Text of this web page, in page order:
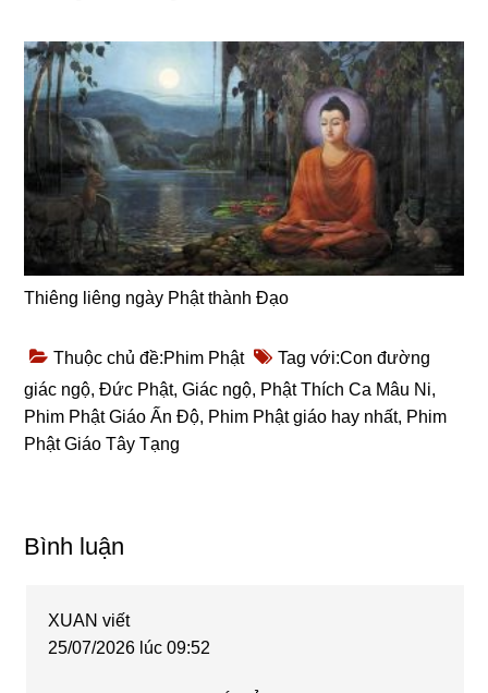
Thiêng liêng ngày Phật thành Đạo
Thuộc chủ đề:Phim Phật Tag với:Con đường
giác ngộ,Đức Phật,Giác ngộ, Phật Thích Ca Mâu Ni,
Phim Phật Giáo Ấn Độ, Phim Phật giáo hay nhất, Phim
Phật Giáo Tây Tạng
Reader
Bình luận
XUAN viết
25/07/2026 lúc 09:52